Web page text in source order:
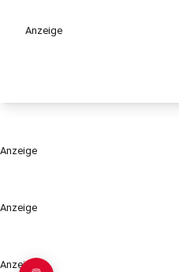
Anzeige
Anzeige
Anzeige
Anzeige